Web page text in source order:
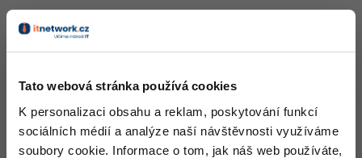
Tato webová stránka používá cookies
K personalizaci obsahu a reklam, poskytování funkcí
sociálních médií a analýze naší návštěvnosti využíváme
soubory cookie. Informace o tom, jak náš web používáte,
Fórum
Sítě
Elektronický podpis
Ocenění
js980314 zatím nezískal žádná ocenění.
Doplňující informace
Oblíbené IDE, Editor